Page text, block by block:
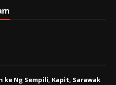
ke Ng Sempili, Kapit, Sarawak